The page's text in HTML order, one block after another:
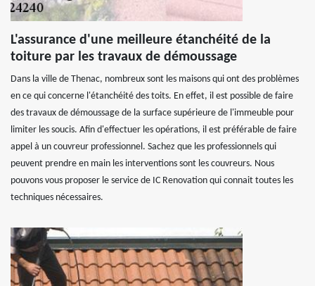
L'assurance d'une meilleure étanchéité de la
toiture par les travaux de démoussage
Dans la ville de Thenac, nombreux sont les maisons qui ont des problèmes
en ce qui concerne l'étanchéité des toits. En effet, il est possible de faire
des travaux de démoussage de la surface supérieure de l'immeuble pour
limiter les soucis. Afin d'effectuer les opérations, il est préférable de faire
appel à un couvreur professionnel. Sachez que les professionnels qui
peuvent prendre en main les interventions sont les couvreurs. Nous
pouvons vous proposer le service de IC Renovation qui connait toutes les
techniques nécessaires.